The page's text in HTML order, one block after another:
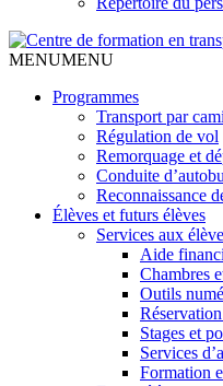
MENUMENU
Programmes
Transport par
Régulation de vol
Remorquage et
Conduite
Reconnaissance
Élèves et futurs élèves
Services aux
Aide
Chambres
Outils
Stages et
Services
Formation